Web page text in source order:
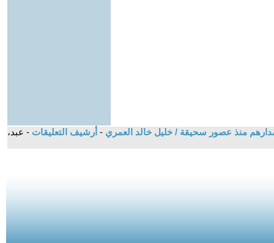
منذ عصور سحيقة / خليل خالد العمري - أرشيف التعليقات - عبد،